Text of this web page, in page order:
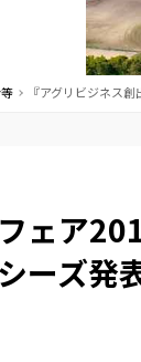
『アグリビジネス
ェア
ーズ